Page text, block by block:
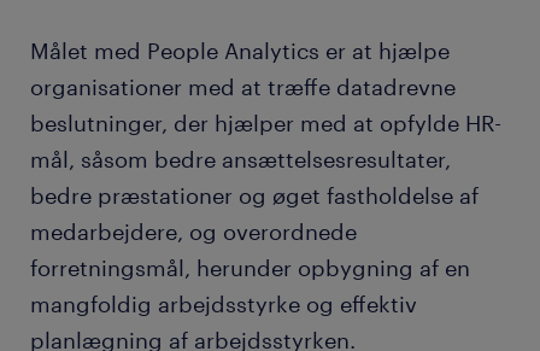
Målet med People Analytics er at hjælpe
organisationer med at træffe datadrevne
beslutninger, der hjælper med at opfylde HR-
mål, såsom bedre ansættelsesresultater,
bedre præstationer og øget fastholdelse af
medarbejdere, og overordnede
forretningsmål, herunder opbygning af en
mangfoldig arbejdsstyrke og effektiv
planlægning af arbejdsstyrken.